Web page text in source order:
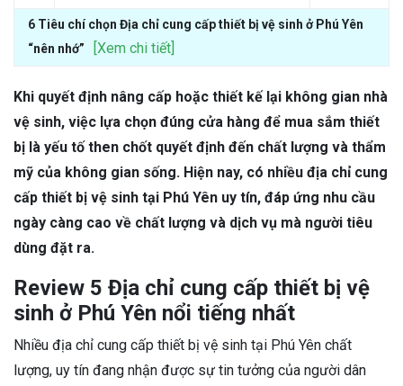
6 Tiêu chí chọn Địa chỉ cung cấp thiết bị vệ sinh ở Phú Yên
“nên nhớ”
[Xem chi tiết]
Khi quyết định nâng cấp hoặc thiết kế lại không gian nhà
vệ sinh, việc lựa chọn đúng cửa hàng để mua sắm thiết
bị là yếu tố then chốt quyết định đến chất lượng và thẩm
mỹ của không gian sống. Hiện nay, có nhiều địa chỉ cung
cấp thiết bị vệ sinh tại Phú Yên uy tín, đáp ứng nhu cầu
ngày càng cao về chất lượng và dịch vụ mà người tiêu
dùng đặt ra.
Review 5 Địa chỉ cung cấp thiết bị vệ
sinh ở Phú Yên nổi tiếng nhất
Nhiều địa chỉ cung cấp thiết bị vệ sinh tại Phú Yên chất
lượng, uy tín đang nhận được sự tin tưởng của người dân